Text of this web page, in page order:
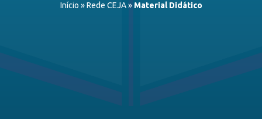
Início »Rede CEJA» Material Didático